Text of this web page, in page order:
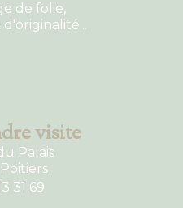
de folie,
d'originalité...
visite
Palais
31 69